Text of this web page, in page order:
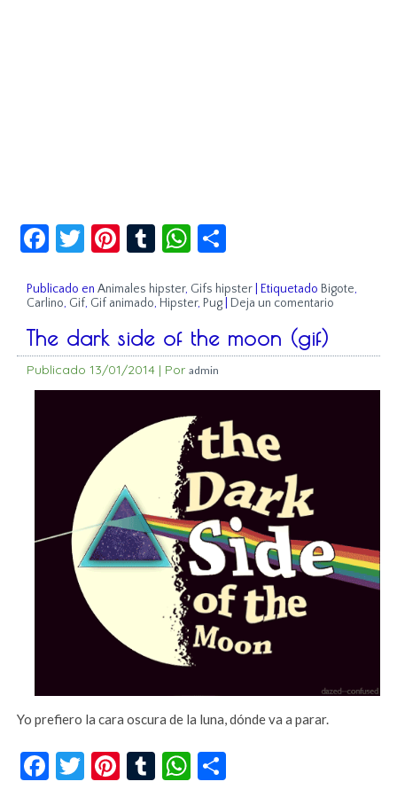
Facebook
Twitter
Pinterest
TumblrWhatsApp
Publicado en Animales hipster, Gifs hipster Etiquetado Bigote,
Carlino, Gif, Gif animado, Hipster, Pug Deja un comentario
The dark side of the moon (gif)
Publicado 13/01/2014 | Por admin
Yo prefiero la cara oscura de la luna, dónde va a parar.
Facebook
Twitter
Pinterest
TumblrWhatsApp